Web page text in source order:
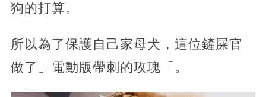
狗的打算。
所以為了保護自己家母犬，這位鏟屎官
做了」電動版帶刺的玫瑰「。